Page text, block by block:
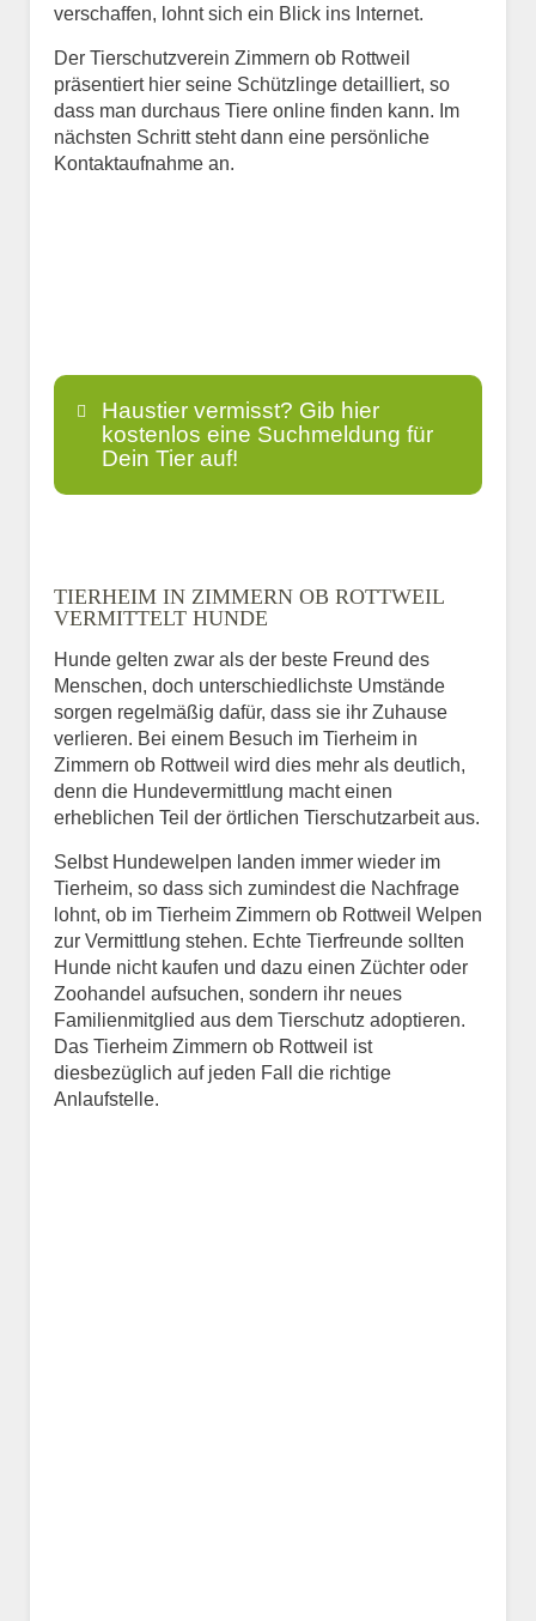
verschaffen, lohnt sich ein Blick ins Internet.
Der Tierschutzverein Zimmern ob Rottweil
präsentiert hier seine Schützlinge detailliert, so
dass man durchaus Tiere online finden kann. Im
nächsten Schritt steht dann eine persönliche
Kontaktaufnahme an.
Haustier vermisst? Gib hier
kostenlos eine Suchmeldung für
Dein Tier auf!
E-Mail*
Informationen über das
Tier.
Art des Tiers*
Name des Tiers
TIERHEIM IN ZIMMERN OB ROTTWEIL
VERMITTELT HUNDE
Hunde gelten zwar als der beste Freund des
Menschen, doch unterschiedlichste Umstände
sorgen regelmäßig dafür, dass sie ihr Zuhause
verlieren. Bei einem Besuch im Tierheim in
Zimmern ob Rottweil wird dies mehr als deutlich,
denn die Hundevermittlung macht einen
erheblichen Teil der örtlichen Tierschutzarbeit aus.
Selbst Hundewelpen landen immer wieder im
Tierheim, so dass sich zumindest die Nachfrage
lohnt, ob im Tierheim Zimmern ob Rottweil Welpen
zur Vermittlung stehen. Echte Tierfreunde sollten
Hunde nicht kaufen und dazu einen Züchter oder
Zoohandel aufsuchen, sondern ihr neues
Familienmitglied aus dem Tierschutz adoptieren.
Das Tierheim Zimmern ob Rottweil ist
diesbezüglich auf jeden Fall die richtige
Anlaufstelle.